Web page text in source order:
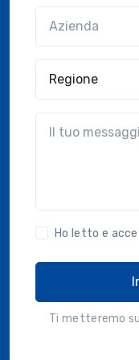
Ho letto e
Ti metteremo